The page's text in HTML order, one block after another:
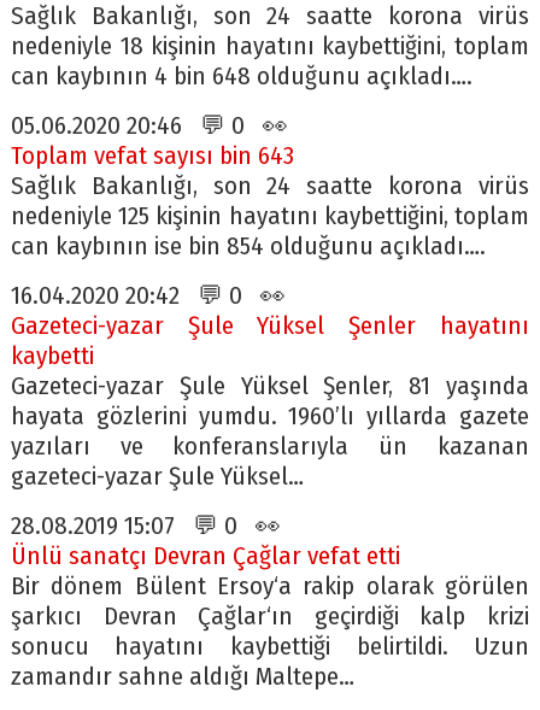
Sağlık Bakanlığı, son 24 saatte korona virüs
nedeniyle 18 kişinin hayatını kaybettiğini, toplam
can kaybının 4 bin 648 olduğunu açıkladı….
05.06.2020 20:46 💬 0 👀
Toplam vefat sayısı bin 643
Sağlık Bakanlığı, son 24 saatte korona virüs
nedeniyle 125 kişinin hayatını kaybettiğini, toplam
can kaybının ise bin 854 olduğunu açıkladı….
16.04.2020 20:42 💬 0 👀
Gazeteci-yazar Şule Yüksel Şenler hayatını
kaybetti
Gazeteci-yazar Şule Yüksel Şenler, 81 yaşında
hayata gözlerini yumdu. 1960’lı yıllarda gazete
yazıları ve konferanslarıyla ün kazanan
gazeteci-yazar Şule Yüksel…
28.08.2019 15:07 💬 0 👀
Ünlü sanatçı Devran Çağlar vefat etti
Bir dönem Bülent Ersoy‘a rakip olarak görülen
şarkıcı Devran Çağlar‘ın geçirdiği kalp krizi
sonucu hayatını kaybettiği belirtildi. Uzun
zamandır sahne aldığı Maltepe…